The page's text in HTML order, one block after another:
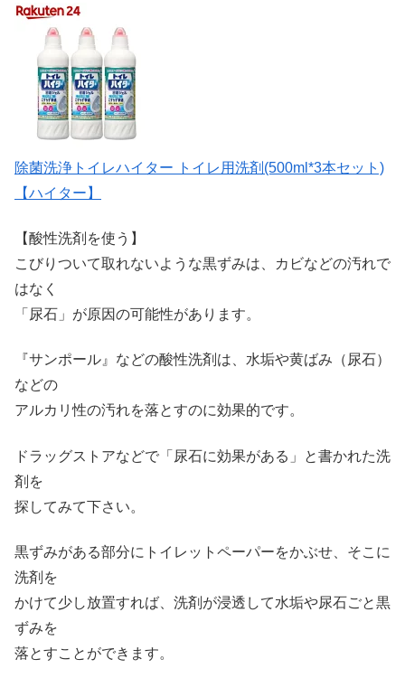
除菌洗浄トイレハイター トイレ用洗剤(500ml*3本セット)
【ハイター】
【酸性洗剤を使う】
こびりついて取れないような黒ずみは、カビなどの汚れで
はなく
「尿石」が原因の可能性があります。
『サンポール』などの酸性洗剤は、水垢や黄ばみ（尿石）
などの
アルカリ性の汚れを落とすのに効果的です。
ドラッグストアなどで「尿石に効果がある」と書かれた洗
剤を
探してみて下さい。
黒ずみがある部分にトイレットペーパーをかぶせ、そこに
洗剤を
かけて少し放置すれば、洗剤が浸透して水垢や尿石ごと黒
ずみを
落とすことができます。